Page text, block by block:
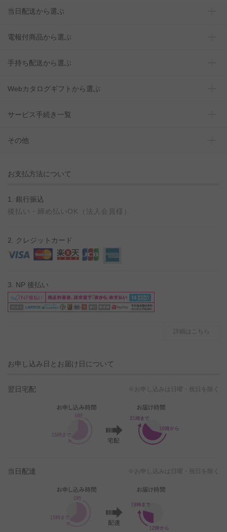
当日配送から選ぶ
電報付商品から選ぶ
手持ち配送から選ぶ
Webカタログギフトから選ぶ
サービス手続き一覧
その他
お支払方法について
1. 銀行振込
後払い・締め払いOK（法人会員様）
2. クレジットカード
3. NP 後払い
詳細はこちら
お申し込み日とお届け日について
翌日宅配 ※お申し込みは日曜・祝日を除く
当日配達 ※お申し込みは日曜・祝日を除く